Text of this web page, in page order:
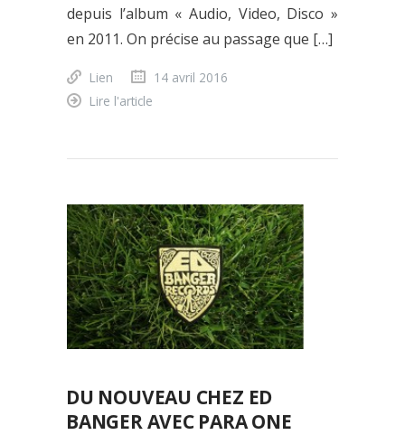
depuis l’album « Audio, Video, Disco »
en 2011. On précise au passage que […]
Lien
14 avril 2016
Lire l'article
DU NOUVEAU CHEZ ED
BANGER AVEC PARA ONE